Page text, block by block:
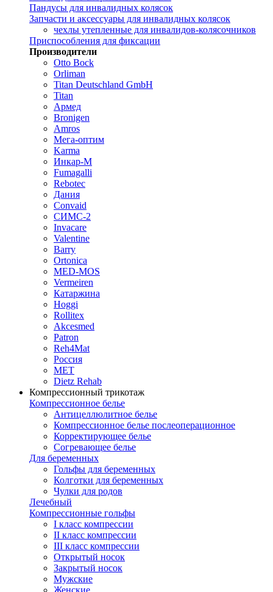
Пандусы для инвалидных колясок
Запчасти и аксессуары для инвалидных колясок
чехлы утепленные для инвалидов-колясочников
Приспособления для фиксации
Производители
Otto Bock
Orliman
Titan Deutschland GmbH
Titan
Армед
Bronigen
Amros
Мега-оптим
Karma
Инкар-М
Fumagalli
Rebotec
Дания
Convaid
СИМС-2
Invacare
Valentine
Barry
Ortonica
MED-MOS
Vermeiren
Катаржина
Hoggi
Rollitex
Akcesmed
Patron
Reh4Mat
Россия
МЕТ
Dietz Rehab
Компрессионный трикотаж
Компрессионное белье
Антицеллюлитное белье
Компрессионное белье послеоперационное
Корректирующее белье
Согревающее белье
Для беременных
Гольфы для беременных
Колготки для беременных
Чулки для родов
Лечебный
Компрессионные гольфы
I класс компрессии
II класс компрессии
III класс компрессии
Открытый носок
Закрытый носок
Мужские
Женские